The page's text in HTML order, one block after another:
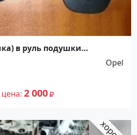
в руль подушки
Краснодар
Opel
цена 2 000